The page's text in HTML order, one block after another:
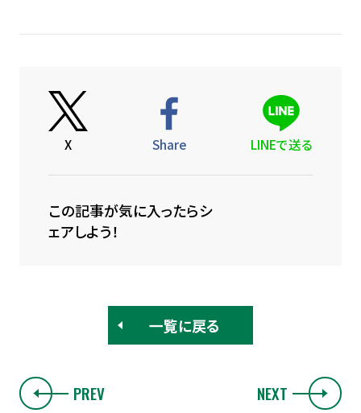
X Share LINEで送る
この記事が気に入ったらシ
ェアしよう！
一覧に戻る
PREV NEXT